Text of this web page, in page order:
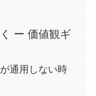
ー 価値観ギ
通用しない時